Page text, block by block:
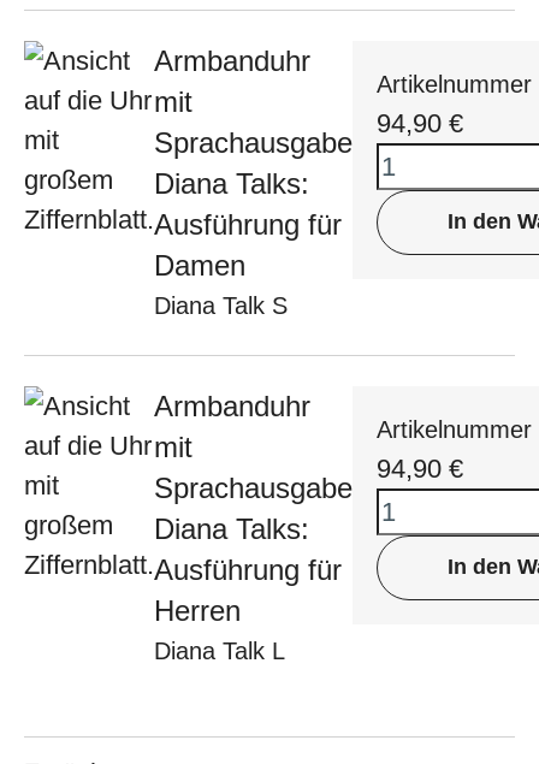
Armbanduhr
mit
Sprachausgabe
Diana Talks:
Ausführung für
Damen
Diana Talk S
Artikelnummer
94,90 €
In den
Armbanduhr
mit
Sprachausgabe
Diana Talks:
Ausführung für
Herren
Diana Talk L
Artikelnummer
94,90 €
In den